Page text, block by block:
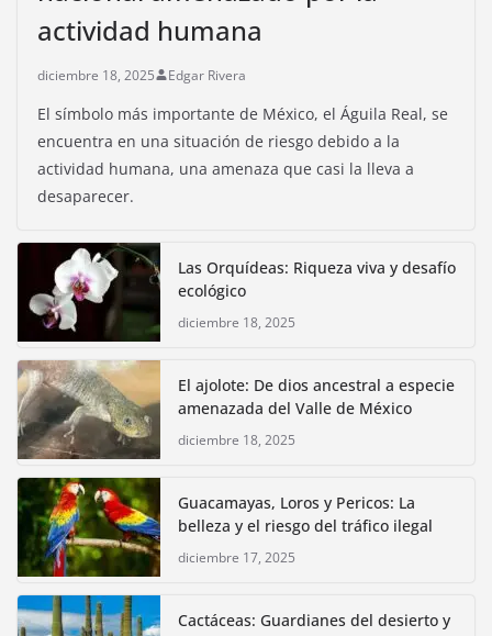
actividad humana
diciembre 18, 2025 Edgar Rivera
El símbolo más importante de México, el Águila Real, se
encuentra en una situación de riesgo debido a la
actividad humana, una amenaza que casi la lleva a
desaparecer.
Las Orquídeas: Riqueza viva y desafío
ecológico
diciembre 18, 2025
El ajolote: De dios ancestral a especie
amenazada del Valle de México
diciembre 18, 2025
Guacamayas, Loros y Pericos: La
belleza y el riesgo del tráfico ilegal
diciembre 17, 2025
Cactáceas: Guardianes del desierto y